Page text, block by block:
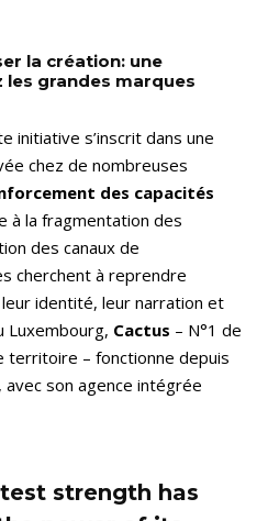
la création: une
grandes marques
initiative s’inscrit dans une
chez de nombreuses
des capacités
à la fragmentation des
des canaux de
cherchent à reprendre
identité, leur narration et
Luxembourg, Cactus – N°1 de
territoire – fonctionne depuis
son agence intégrée
strength has